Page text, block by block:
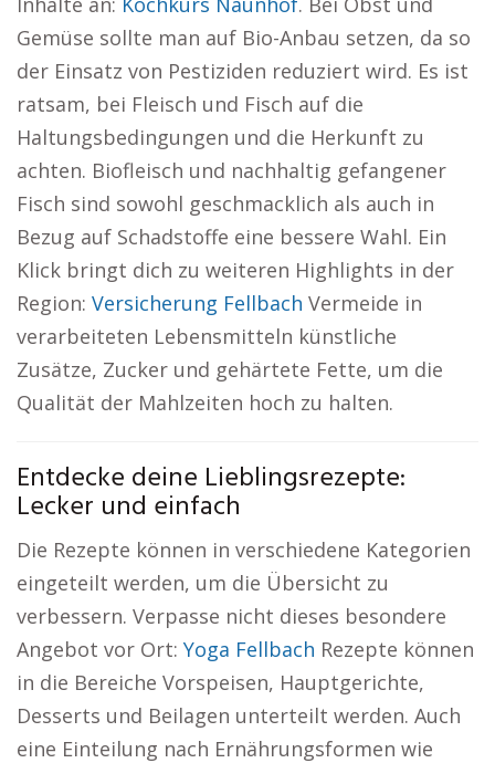
Gemüse sollte man auf Bio-Anbau setzen, da so
der Einsatz von Pestiziden reduziert wird. Es ist
ratsam, bei Fleisch und Fisch auf die
Haltungsbedingungen und die Herkunft zu
achten. Biofleisch und nachhaltig gefangener
Fisch sind sowohl geschmacklich als auch in
Bezug auf Schadstoffe eine bessere Wahl. Ein
Klick bringt dich zu weiteren Highlights in der
Region: Versicherung Fellbach Vermeide in
verarbeiteten Lebensmitteln künstliche
Zusätze, Zucker und gehärtete Fette, um die
Qualität der Mahlzeiten hoch zu halten.
Entdecke deine Lieblingsrezepte:
Lecker und einfach
Die Rezepte können in verschiedene Kategorien
eingeteilt werden, um die Übersicht zu
verbessern. Verpasse nicht dieses besondere
Angebot vor Ort: Yoga Fellbach Rezepte können
in die Bereiche Vorspeisen, Hauptgerichte,
Desserts und Beilagen unterteilt werden. Auch
eine Einteilung nach Ernährungsformen wie